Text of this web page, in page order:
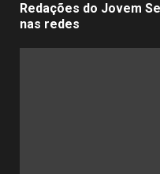
Redações do Jovem
nas redes